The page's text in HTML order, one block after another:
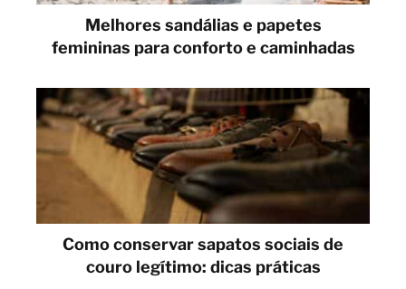
Melhores sandálias e papetes
femininas para conforto e caminhadas
Como conservar sapatos sociais de
couro legítimo: dicas práticas